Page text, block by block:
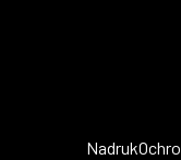
Nadruk